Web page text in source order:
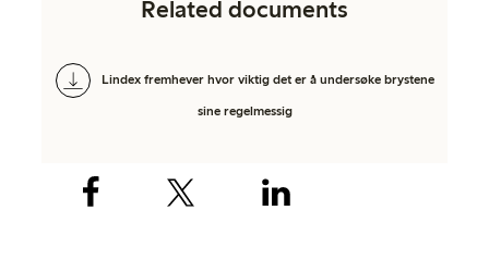
Related documents
Lindex fremhever hvor viktig det er å undersøke brystene
sine regelmessig